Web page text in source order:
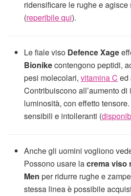
ridensificare le rughe e
(reperibile qui).
Le fiale viso Defence Xage
Bionikecontengono peptidi,
pesi molecolari,vitamina C ed
Contribuiscono all’aumento
luminosità, con effetto
sensibili e intolleranti (
Anche gli uomini vogliono
Possono usare lacrema viso
Men per ridurre rughe e
stessa linea è possibile